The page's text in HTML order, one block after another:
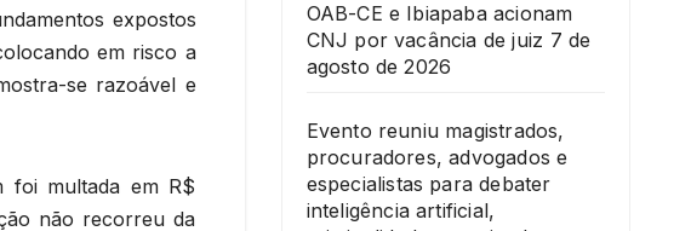
expostos
em risco a
se razoável e
foi multada em R$
não recorreu da
OAB-CE e Ibiapaba acionam
CNJ por vacância de juiz 7 de
agosto de 2026
Evento reuniu magistrados,
procuradores, advogados e
especialistas para debater
inteligência artificial,